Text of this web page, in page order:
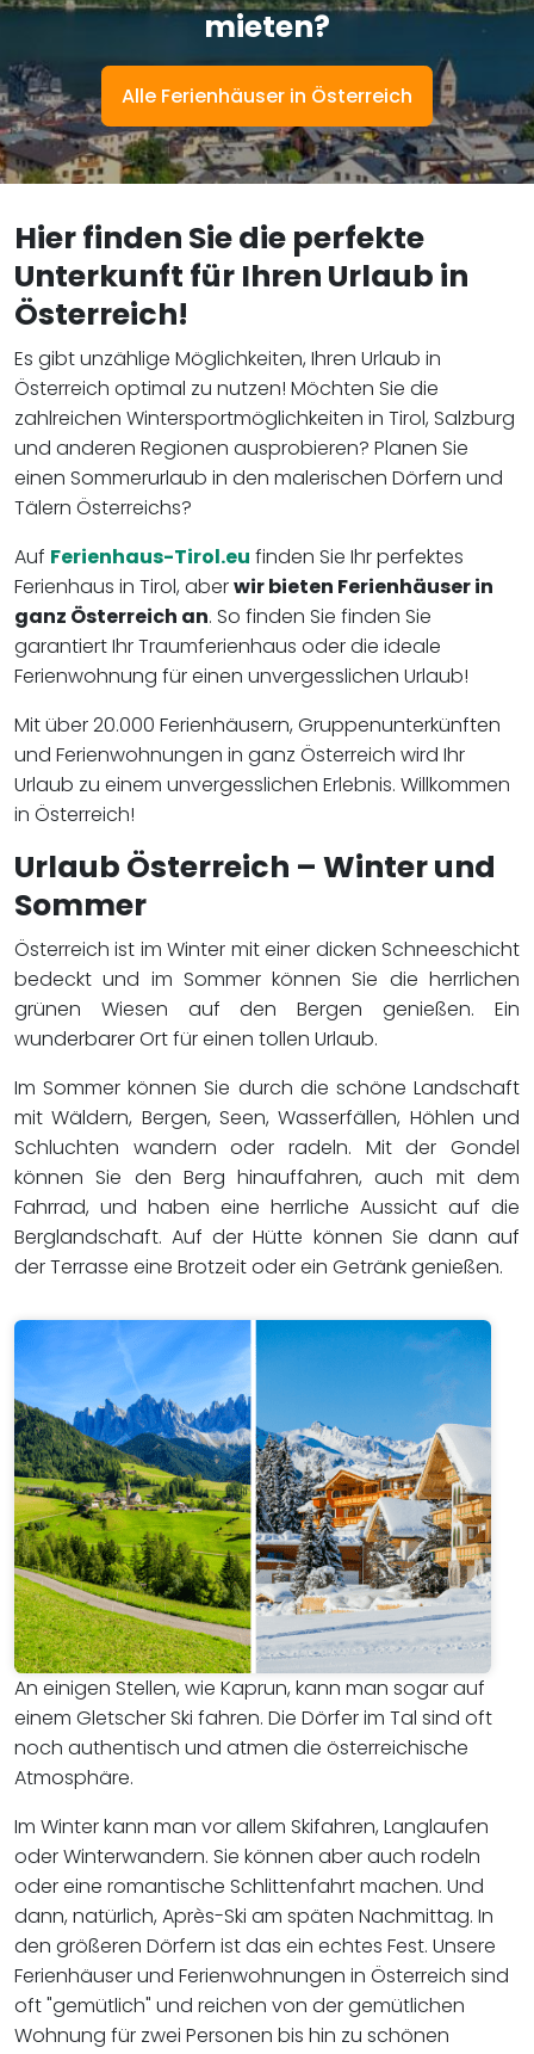
mieten?
Alle Ferienhäuser in Österreich
Hier finden Sie die perfekte
Unterkunft für Ihren Urlaub in
Österreich!
Es gibt unzählige Möglichkeiten, Ihren Urlaub in
Österreich optimal zu nutzen! Möchten Sie die
zahlreichen Wintersportmöglichkeiten in Tirol, Salzburg
und anderen Regionen ausprobieren? Planen Sie
einen Sommerurlaub in den malerischen Dörfern und
Tälern Österreichs?
Auf Ferienhaus-Tirol.eu finden Sie Ihr perfektes
Ferienhaus in Tirol, aberwir bieten Ferienhäuser in
ganz Österreich an. So finden Sie finden Sie
garantiert Ihr Traumferienhaus oder die ideale
Ferienwohnung für einen unvergesslichen Urlaub!
Mit über 20.000 Ferienhäusern, Gruppenunterkünften
und Ferienwohnungen in ganz Österreich wird Ihr
Urlaub zu einem unvergesslichen Erlebnis. Willkommen
in Österreich!
Urlaub Österreich – Winter und
Sommer
Österreich ist im Winter mit einer dicken Schneeschicht
bedeckt und im Sommer können Sie die herrlichen
grünen Wiesen auf den Bergen genießen. Ein
wunderbarer Ort für einen tollen Urlaub.
Im Sommer können Sie durch die schöne Landschaft
mit Wäldern, Bergen, Seen, Wasserfällen, Höhlen und
Schluchten wandern oder radeln. Mit der Gondel
können Sie den Berg hinauffahren, auch mit dem
Fahrrad, und haben eine herrliche Aussicht auf die
Berglandschaft. Auf der Hütte können Sie dann auf
der Terrasse eine Brotzeit oder ein Getränk genießen.
An einigen Stellen, wie Kaprun, kann man sogar auf
einem Gletscher Ski fahren. Die Dörfer im Tal sind oft
noch authentisch und atmen die österreichische
Atmosphäre.
Im Winter kann man vor allem Skifahren, Langlaufen
oder Winterwandern. Sie können aber auch rodeln
oder eine romantische Schlittenfahrt machen. Und
dann, natürlich, Après-Ski am späten Nachmittag. In
den größeren Dörfern ist das ein echtes Fest. Unsere
Ferienhäuser und Ferienwohnungen in Österreich sind
oft "gemütlich" und reichen von der gemütlichen
Wohnung für zwei Personen bis hin zu schönen